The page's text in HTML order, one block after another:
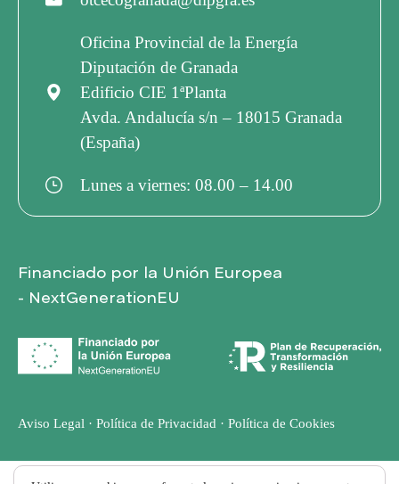
Oficina Provincial de la Energía
Diputación de Granada
Edificio CIE 1ªPlanta
Avda. Andalucía s/n – 18015 Granada
(España)
Lunes a viernes: 08.00 – 14.00
Financiado por la Unión Europea
- NextGenerationEU
Aviso Legal · Política de Privacidad · Política de Cookies